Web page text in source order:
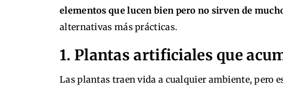
elementos que lucen bien pero no sirven de
alternativas más prácticas.
1. Plantas artificiales que
Las plantas traen vida a cualquier ambiente, pero